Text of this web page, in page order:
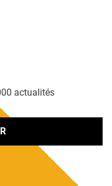
actualités